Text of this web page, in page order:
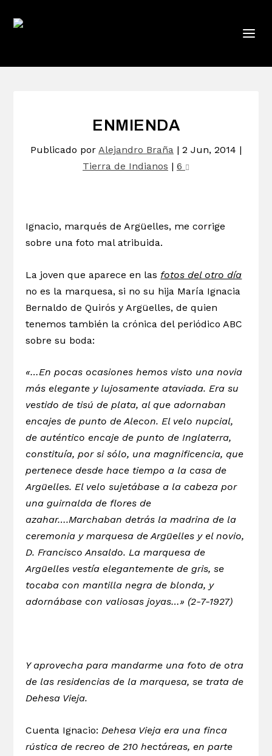
ENMIENDA
Publicado por Alejandro Braña | 2 Jun, 2014 |
Tierra de Indianos | 6
Ignacio, marqués de Argüelles, me corrige
sobre una foto mal atribuida.
La joven que aparece en las fotos del otro día
no es la marquesa, si no su hija María Ignacia
Bernaldo de Quirós y Argüelles, de quien
tenemos también la crónica del periódico ABC
sobre su boda:
«…En pocas ocasiones hemos visto una novia
más elegante y lujosamente ataviada. Era su
vestido de tisú de plata, al que adornaban
encajes de punto de Alecon. El velo nupcial,
de auténtico encaje de punto de Inglaterra,
constituía, por si sólo, una magnificencia, que
pertenece desde hace tiempo a la casa de
Argüelles. El velo sujetábase a la cabeza por
una guirnalda de flores de
azahar….Marchaban detrás la madrina de la
ceremonia y marquesa de Argüelles y el novio,
D. Francisco Ansaldo. La marquesa de
Argüelles vestía elegantemente de gris, se
tocaba con mantilla negra de blonda, y
adornábase con valiosas joyas…» (2-7-1927)
Y aprovecha para mandarme una foto de otra
de las residencias de la marquesa, se trata de
Dehesa Vieja.
Cuenta Ignacio:Dehesa Vieja era una finca
rústica de recreo de 210 hectáreas, en parte